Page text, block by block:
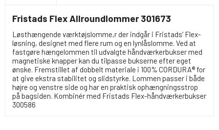
Fristads Flex Allroundlommer 301673
Løsthængende værktøjslomme,r der indgår i Fristads’ Flex-
løsning, designet med flere rum og en lynlåslomme. Ved at
fastgøre hængelommen til udvalgte håndværkerbukser med
magnetiske knapper kan du tilpasse bukserne efter eget
ønske. Fremstillet af dobbelt materiale i 100% CORDURA® for
at give ekstra stabilitet og slidstyrke. Lommen passer i både
højre og venstre side og har en praktisk ophængningsstrop
på bagsiden. Kombinér med Fristads Flex-håndværkerbukser
300586